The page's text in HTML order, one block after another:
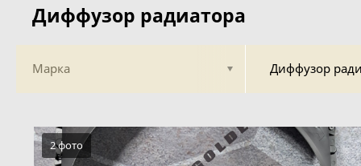
Диффузор радиатора
Марка Диффузор
2 фото